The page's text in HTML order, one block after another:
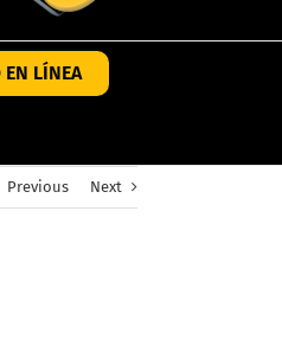
EN LÍNEA
Previous Next